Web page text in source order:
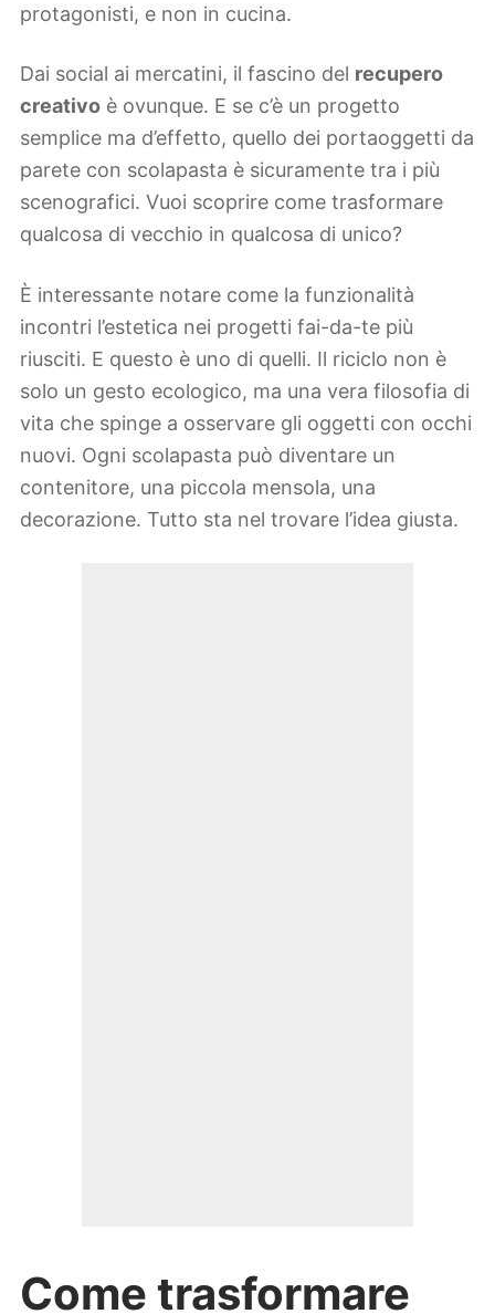
protagonisti, e non in cucina.
Dai social ai mercatini, il fascino del recupero
creativo è ovunque. E se c’è un progetto
semplice ma d’effetto, quello dei portaoggetti da
parete con scolapasta è sicuramente tra i più
scenografici. Vuoi scoprire come trasformare
qualcosa di vecchio in qualcosa di unico?
È interessante notare come la funzionalità
incontri l’estetica nei progetti fai-da-te più
riusciti. E questo è uno di quelli. Il riciclo non è
solo un gesto ecologico, ma una vera filosofia di
vita che spinge a osservare gli oggetti con occhi
nuovi. Ogni scolapasta può diventare un
contenitore, una piccola mensola, una
decorazione. Tutto sta nel trovare l’idea giusta.
Come trasformare